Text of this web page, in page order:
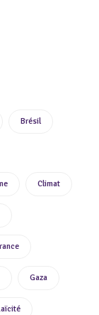
Brésil
Climat
Gaza